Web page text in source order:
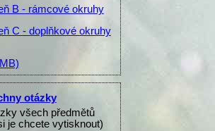
B - rámcové okruhy
C - doplňkové okruhy
otázky
všech předmětů
je chcete vytisknout)